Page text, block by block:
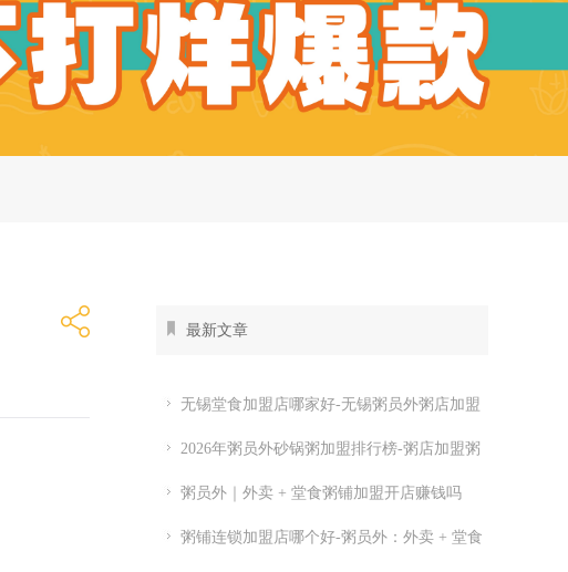
最新文章
无锡堂食加盟店哪家好-无锡粥员外粥店加盟
2026年粥员外砂锅粥加盟排行榜-粥店加盟粥
员外开店怎么样
粥员外｜外卖 + 堂食粥铺加盟开店赚钱吗
粥铺连锁加盟店哪个好-粥员外：外卖 + 堂食